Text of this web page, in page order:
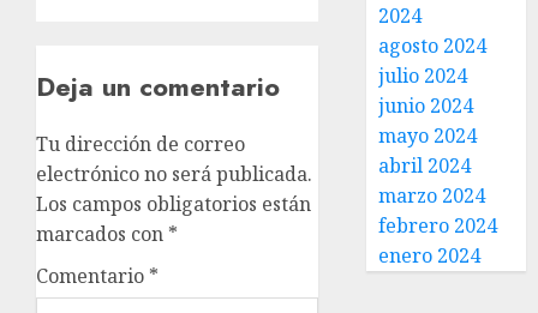
Deja un comentario
Tu dirección de correo
electrónico no será publicada.
Los campos obligatorios están
marcados con *
Comentario *
2024
agosto 2024
julio 2024
junio 2024
mayo 2024
abril 2024
marzo 2024
febrero 2024
enero 2024